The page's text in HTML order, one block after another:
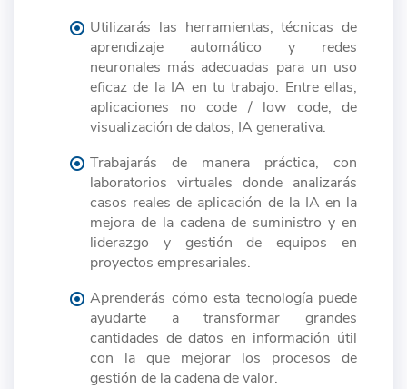
Utilizarás las herramientas, técnicas de
aprendizaje automático y redes
neuronales más adecuadas para un uso
eficaz de la IA en tu trabajo. Entre ellas,
aplicaciones no code / low code, de
visualización de datos, IA generativa.
Trabajarás de manera práctica, con
laboratorios virtuales donde analizarás
casos reales de aplicación de la IA en la
mejora de la cadena de suministro y en
liderazgo y gestión de equipos en
proyectos empresariales.
Aprenderás cómo esta tecnología puede
ayudarte a transformar grandes
cantidades de datos en información útil
con la que mejorar los procesos de
gestión de la cadena de valor.